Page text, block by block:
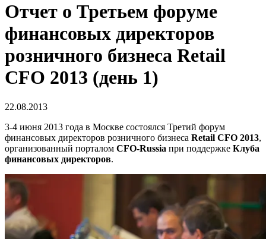
Отчет о Третьем форуме
финансовых директоров
розничного бизнеса Retail
CFO 2013 (день 1)
22.08.2013
3-4 июня 2013 года в Москве состоялся Третий форум
финансовых директоров розничного бизнеса Retail CFO 2013,
организованный порталом CFO-Russia при поддержке Клуба
финансовых директоров.